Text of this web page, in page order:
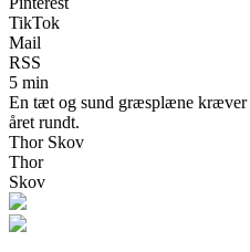
TikTok
Mail
RSS
5 min
En tæt og sund græsplæne kræver
året rundt.
Thor Skov
Thor
Skov